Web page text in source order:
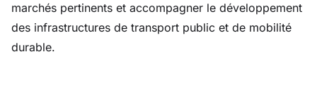
marchés pertinents et accompagner le développement
des infrastructures de transport public et de mobilité
durable.